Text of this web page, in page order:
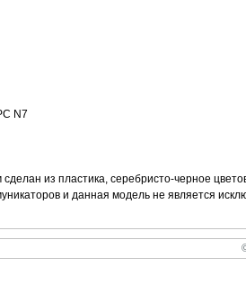
N7
из пластика, серебристо-черное
и данная модель не является